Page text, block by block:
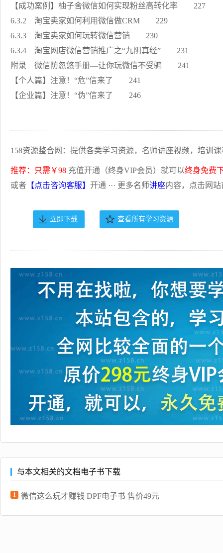
【成功案例】柚子舍微信如何实现粉丝高转化率 227
6.3.2 淘宝卖家如何利用微信做CRM 229
6.3.3 淘宝卖家如何玩转微信营销 230
6.3.4 淘宝网店微信营销推广之“九阴真经” 231
附录 微信防忽悠手册—让你玩微信不受骗 241
【个人篇】注意！“危”信来了 241
【企业篇】注意！“伪”信来了 246
158资源整合网：提供各类学习资源，名师讲座视频，培训
推荐：只需￥98 充值开通（终身VIP会员）就可以终身免费
或者 【点击咨询客服】 开通 ··· 更多名师讲座内容，点击网
立即下载 查看所有学习资源
与本文相关的文档电子书下载
1 微信这么玩才赚钱 DPF电子书 售价49元